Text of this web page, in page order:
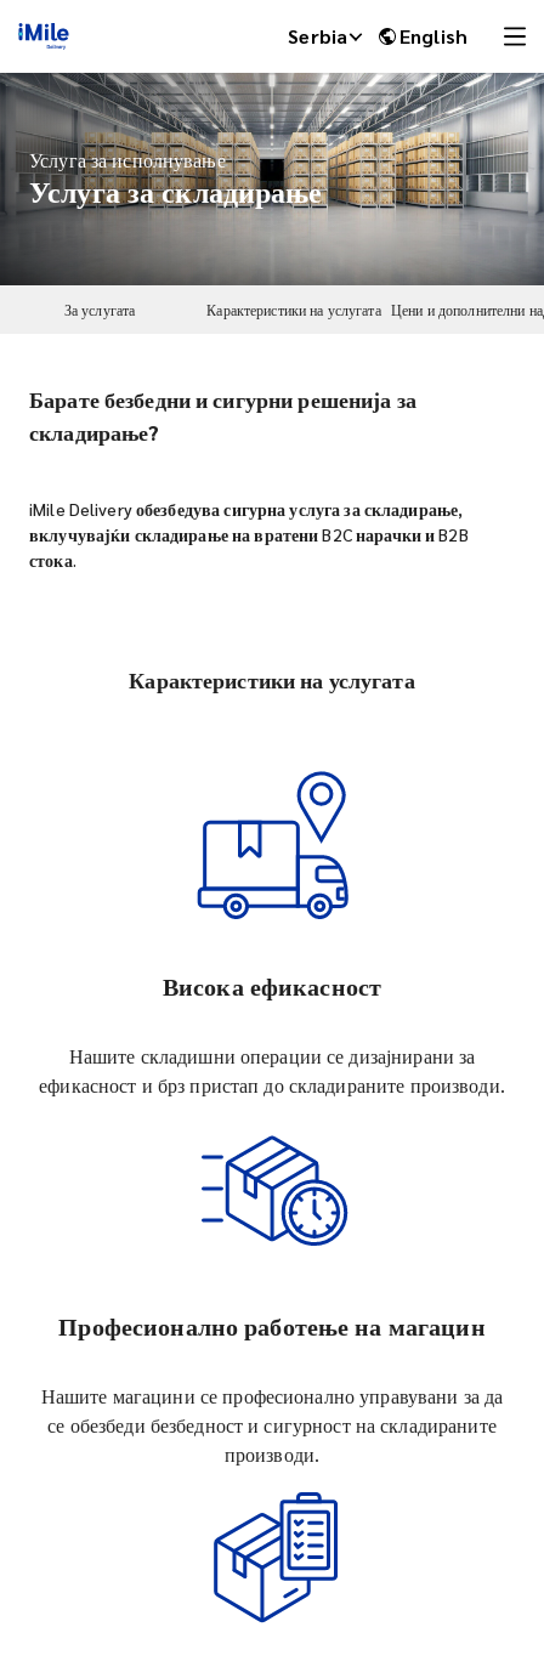
Serbia English
Услуга за исполнување
Услуга за складирање
За услугата Карактеристики на услугата
Барате безбедни и сигурни решенија за
складирање?
iMile Delivery обезбедува сигурна услуга за складирање,
вклучувајќи складирање на вратени B2C нарачки и B2B
стока.
Карактеристики на услугата
Висока ефикасност
Нашите складишни операции се дизајнирани за
ефикасност и брз пристап до складираните производи.
Професионално работење на магацин
Нашите магацини се професионално управувани за да
се обезбеди безбедност и сигурност на складираните
производи.
iMile Chat